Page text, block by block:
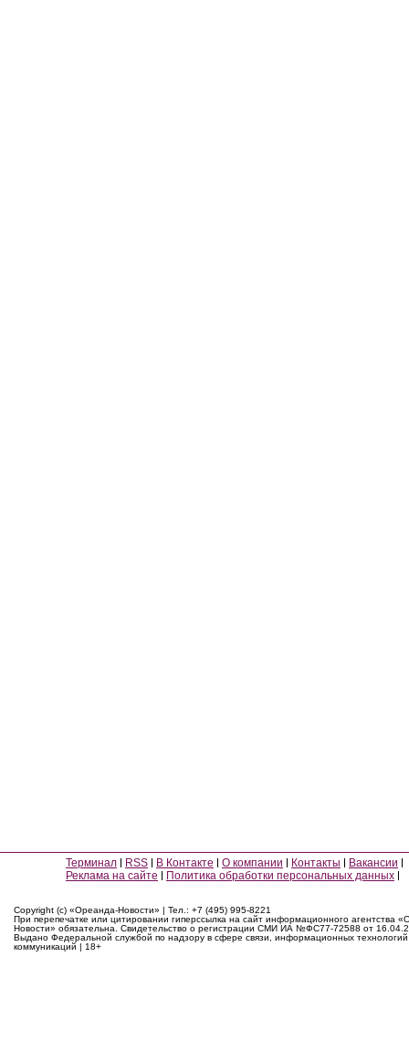
Терминал RSS В Контакте О компании Контакты
Вакансии
Реклама на сайте
Политика обработки персональных данных
Copyright (c) «Ореанда-Новости» | Тел.: +7 (495) 995-8221
При перепечатке или цитировании гиперссылка на сайт информационного агентства
Новости» обязательна. Свидетельство о регистрации СМИ ИА №ФС77-72588 от
Выдано Федеральной службой по надзору в сфере связи, информационных
коммуникаций | 18+